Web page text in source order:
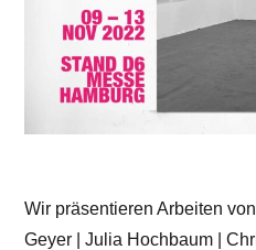
Wir präsentieren Arbeiten
Geyer | Julia Hochbaum |